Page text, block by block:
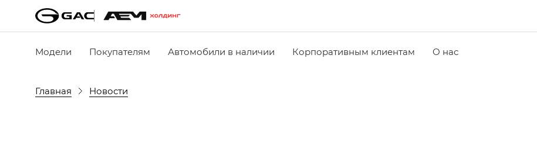
Модели Покупателям Автомобили в наличии Корпоративным клиентам О нас
Главная Новости